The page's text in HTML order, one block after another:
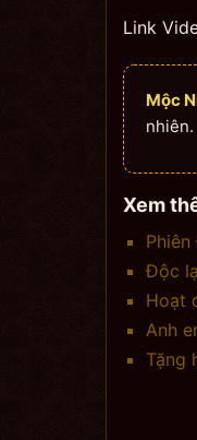
Link
Mộc
nhiên.
Xem
Độc
Hoạt
Anh
Tặng